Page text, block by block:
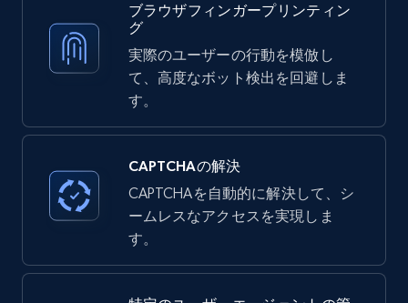
ブラウザフィンガープリンティン
グ
実際のユーザーの行動を模倣し
て、高度なボット検出を回避しま
す。
CAPTCHAの解決
CAPTCHAを自動的に解決して、シ
ームレスなアクセスを実現しま
す。